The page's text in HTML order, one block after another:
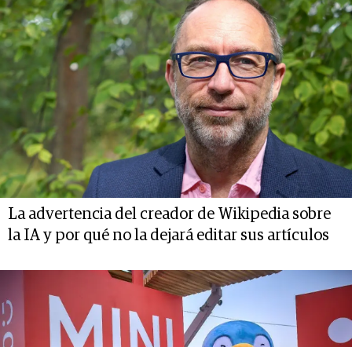
La advertencia del creador de Wikipedia sobre
la IA y por qué no la dejará editar sus artículos